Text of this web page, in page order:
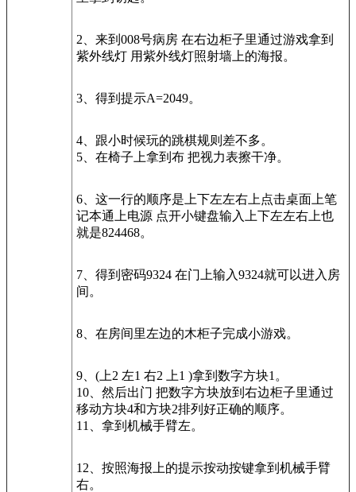
2、来到008号病房 在右边柜子里通过游戏拿到
紫外线灯 用紫外线灯照射墙上的海报。
3、得到提示A=2049。
4、跟小时候玩的跳棋规则差不多。
5、在椅子上拿到布 把视力表擦干净。
6、这一行的顺序是上下左左右上点击桌面上笔
记本通上电源 点开小键盘输入上下左左右上也
就是824468。
7、得到密码9324 在门上输入9324就可以进入房
间。
8、在房间里左边的木柜子完成小游戏。
9、(上2 左1 右2 上1 )拿到数字方块1。
10、然后出门 把数字方块放到右边柜子里通过
移动方块4和方块2排列好正确的顺序。
11、拿到机械手臂左。
12、按照海报上的提示按动按键拿到机械手臂
右。